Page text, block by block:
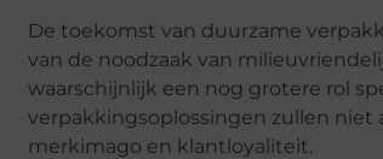
De toekomst van duurzame
van de noodzaak van
waarschijnlijk een nog grotere rol
verpakkingsoplossingen zullen niet
merkimago en klantloyaliteit.